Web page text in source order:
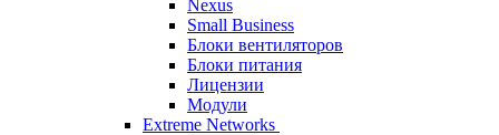
Nexus
Small Business
Блоки вентиляторов
Блоки питания
Лицензии
Модули
Extreme Networks